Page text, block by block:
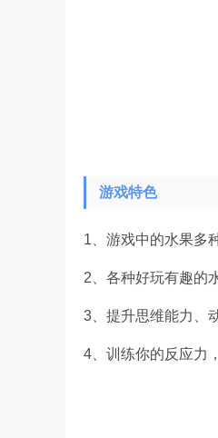
游戏特色
1、游戏中的水果多
2、各种好玩有趣的
3、提升思维能力、
4、训练你的反应力